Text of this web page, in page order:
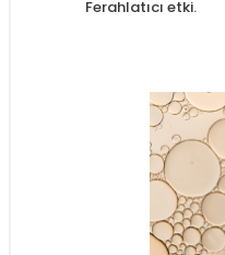
Ferahlatıcı etki.